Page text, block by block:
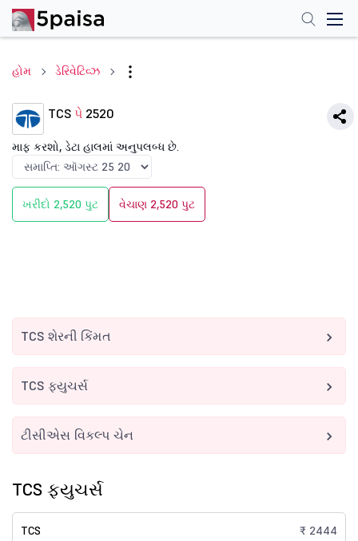
હોમ ડેરિવેટિવ્ઝ
TCS પે 2520
માફ કરશો, ડેટા હાલમાં અનુપલબ્ધ છે.
ખરીદો 2,520 પુટ વેચાણ 2,520 પુટ
TCS શેરની કિંમત
TCS ફ્યુચર્સ
ટીસીએસ વિકલ્પ ચેન
TCS ફ્યુચર્સ
TCS ₹ 2444